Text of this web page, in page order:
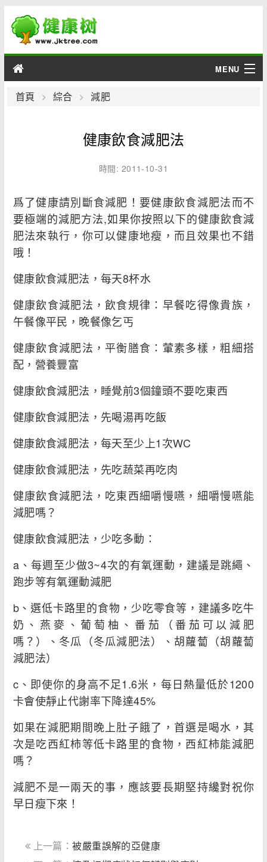
MENU
男性
綜合
疾病
首頁 綜合 減肥
健康飲食減肥法
時間: 2011-10-31
爲了健康請別斷食減肥！要健康飲食減肥法而不
要極端的減肥方法,如果你按照以下的健康飲食減
肥法來執行，你可以健康地瘦，而且效果也不錯
哦！
健康飲食減肥法，每天8杯水
健康飲食減肥法，飲食規律：早餐吃得像貴族，
午餐像平民，晚餐像乞丐
健康飲食減肥法，平衡膳食：葷素多樣，粗細搭
配，營養豐富
健康飲食減肥法，睡覺前3個鐘頭不要吃東西
健康飲食減肥法，先喝湯再吃飯
健康飲食減肥法，每天至少上1次WC
健康飲食減肥法，先吃蔬菜再吃肉
健康飲食減肥法，吃東西細嚼慢嚥，細嚼慢嚥能
減肥嗎？
健康飲食減肥法，少吃多動：
a、每週至少做3~4次的有氧運動，建議是跳繩、
跑步等有氧運動減肥
b、選低卡路里的食物，少吃零食等，建議多吃牛
奶、燕麥、葡萄柚、番茄（番茄可以減肥
嗎？）、冬瓜（冬瓜減肥法）、胡蘿蔔（胡蘿蔔
減肥法）
c、即使你的身高不足1.6米，每日熱量低於1200
卡會使靜止代謝率下降達45%
如果在減肥期間晚上肚子餓了，首選是喝水，其
次是吃西紅柿等低卡路里的食物，西紅柿能減肥
嗎？
減肥不是一兩天的事，應該要長期堅持纔對祝你
早日瘦下來！
上一篇：被嚴重誤解的亞健康